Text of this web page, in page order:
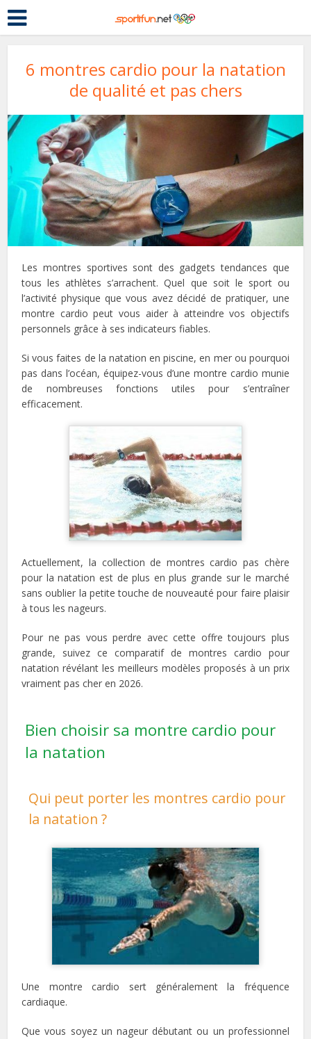
6 montres cardio pour la natation
de qualité et pas chers
Les montres sportives sont des gadgets tendances que
tous les athlètes s’arrachent. Quel que soit le sport ou
l’activité physique que vous avez décidé de pratiquer, une
montre cardio peut vous aider à atteindre vos objectifs
personnels grâce à ses indicateurs fiables.
Si vous faites de la natation en piscine, en mer ou pourquoi
pas dans l’océan, équipez-vous d’une montre cardio munie
de nombreuses fonctions utiles pour s’entraîner
efficacement.
Actuellement, la collection de montres cardio pas chère
pour la natation est de plus en plus grande sur le marché
sans oublier la petite touche de nouveauté pour faire plaisir
à tous les nageurs.
Pour ne pas vous perdre avec cette offre toujours plus
grande, suivez ce comparatif de montres cardio pour
natation révélant les meilleurs modèles proposés à un prix
vraiment pas cher en 2026.
Bien choisir sa montre cardio pour
la natation
Qui peut porter les montres cardio pour
la natation ?
Une montre cardio sert généralement la fréquence
cardiaque.
Que vous soyez un nageur débutant ou un professionnel